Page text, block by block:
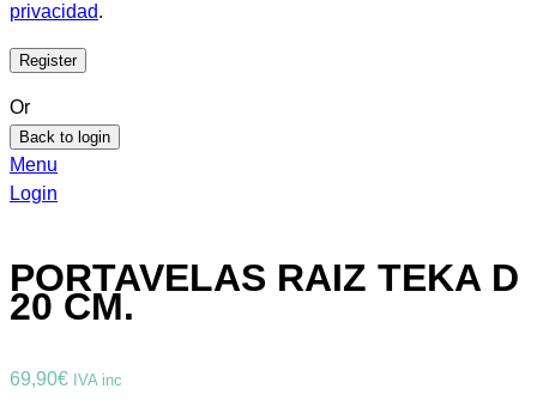
privacidad.
Or
Back to login
Menu
Login
PORTAVELAS RAIZ TEKA D
20 CM.
69,90€ IVA inc